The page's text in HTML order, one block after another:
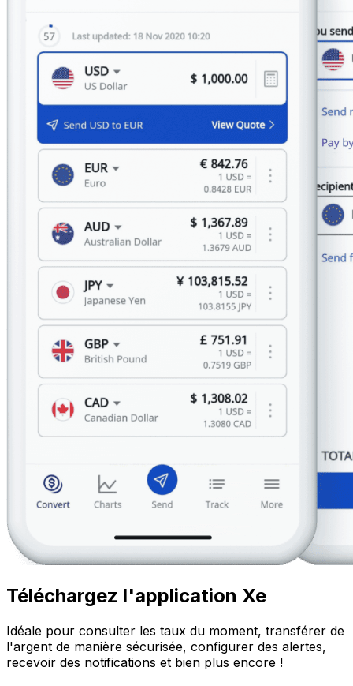
Téléchargez l'application Xe
Idéale pour consulter les taux du moment, transférer de
l'argent de manière sécurisée, configurer des alertes,
recevoir des notifications et bien plus encore !